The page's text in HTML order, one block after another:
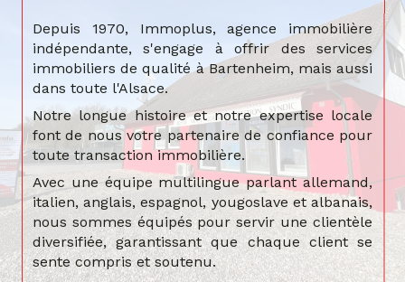
Depuis 1970, Immoplus, agence immobilière
indépendante, s'engage à offrir des services
immobiliers de qualité à Bartenheim, mais aussi
dans toute l'Alsace.
Notre longue histoire et notre expertise locale
font de nous votre partenaire de confiance pour
toute transaction immobilière.
Avec une équipe multilingue parlant allemand,
italien, anglais, espagnol, yougoslave et albanais,
nous sommes équipés pour servir une clientèle
diversifiée, garantissant que chaque client se
sente compris et soutenu.